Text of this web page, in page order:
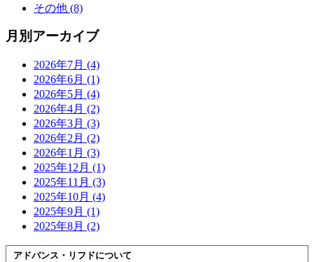
その他 (8)
月別アーカイブ
2026年7月 (4)
2026年6月 (1)
2026年5月 (4)
2026年4月 (2)
2026年3月 (3)
2026年2月 (2)
2026年1月 (3)
2025年12月 (1)
2025年11月 (3)
2025年10月 (4)
2025年9月 (1)
2025年8月 (2)
アドバンス・リフドについて